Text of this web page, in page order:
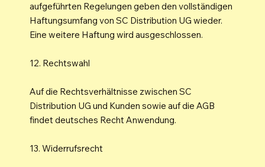
aufgeführten Regelungen geben den vollständigen
Haftungsumfang von SC Distribution UG wieder.
Eine weitere Haftung wird ausgeschlossen.
12. Rechtswahl
Auf die Rechtsverhältnisse zwischen SC
Distribution UG und Kunden sowie auf die AGB
findet deutsches Recht Anwendung.
13. Widerrufsrecht